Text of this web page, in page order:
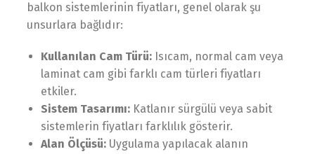
balkon sistemlerinin fiyatları, genel olarak şu
unsurlara bağlıdır:
Kullanılan Cam Türü: Isıcam, normal cam veya
laminat cam gibi farklı cam türleri fiyatları
etkiler.
Sistem Tasarımı: Katlanır sürgülü veya sabit
sistemlerin fiyatları farklılık gösterir.
Alan Ölçüsü: Uygulama yapılacak alanın